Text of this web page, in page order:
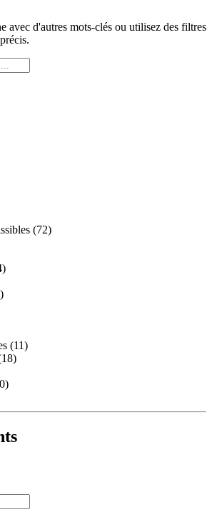
avec d'autres mots-clés ou utilisez des filtres
(72)
(11)